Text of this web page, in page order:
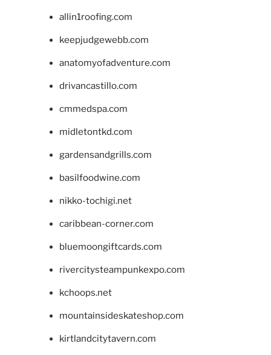
allin1roofing.com
keepjudgewebb.com
anatomyofadventure.com
drivancastillo.com
cmmedspa.com
midletontkd.com
gardensandgrills.com
basilfoodwine.com
nikko-tochigi.net
caribbean-corner.com
bluemoongiftcards.com
rivercitysteampunkexpo.com
kchoops.net
mountainsideskateshop.com
kirtlandcitytavern.com